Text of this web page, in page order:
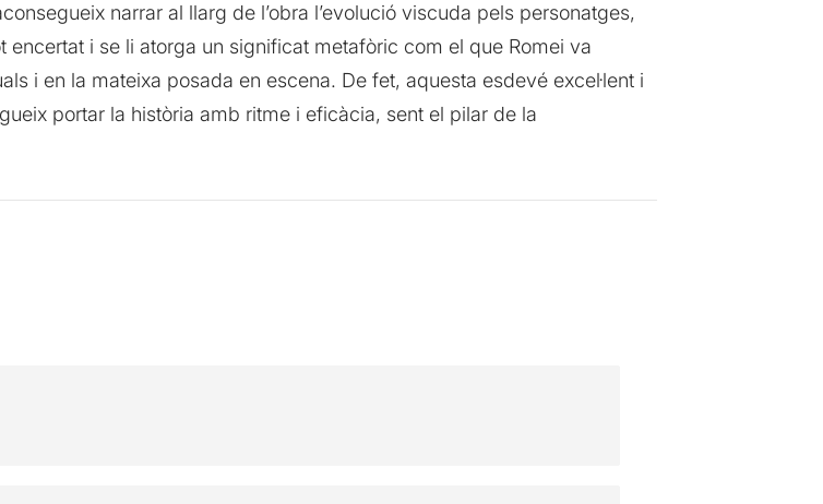
narrar al llarg de l’obra l’evolució viscuda pels personatges,
i se li atorga un significat metafòric com el que Romei va
i en la mateixa posada en escena. De fet, aquesta esdevé excel·lent i
portar la història amb ritme i eficàcia, sent el pilar de la